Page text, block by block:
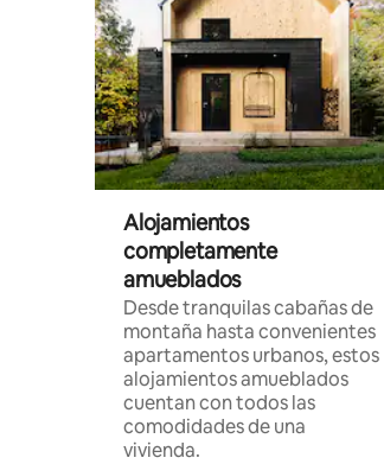
Alojamientos
completamente
amueblados
Desde tranquilas cabañas de
montaña hasta convenientes
apartamentos urbanos, estos
alojamientos amueblados
cuentan con todos las
comodidades de una
vivienda.